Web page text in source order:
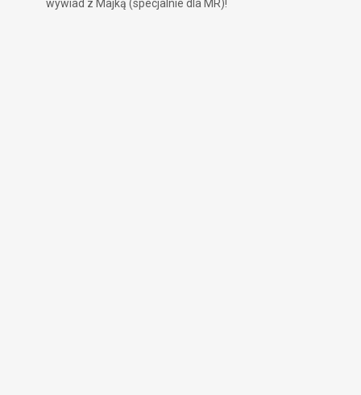
wywiad z Majką (specjalnie dla MR)!